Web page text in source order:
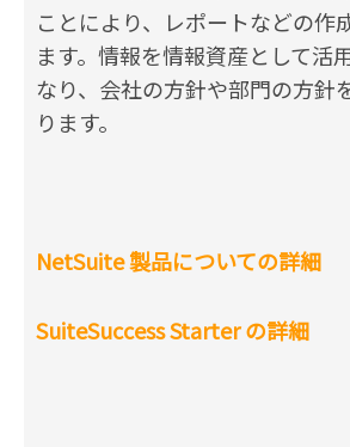
ことにより、レポートなどの作
ます。情報を情報資産として活
なり、会社の方針や部門の方針
ります。
NetSuite 製品についての詳細
SuiteSuccess Starter の詳細